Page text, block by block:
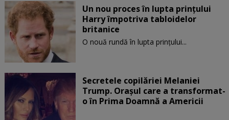
Un nou proces în lupta prinţului
Harry împotriva tabloidelor
britanice
O nouă rundă în lupta prinţului...
Secretele copilăriei Melaniei
Trump. Orașul care a transformat-
o în Prima Doamnă a Americii